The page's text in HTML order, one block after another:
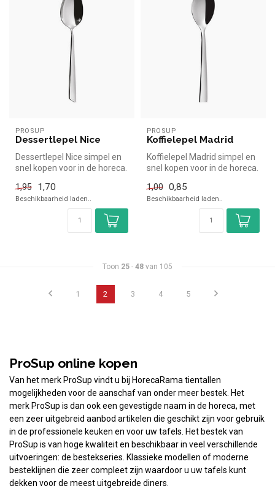
PROSUP
Dessertlepel Nice
Dessertlepel Nice simpel en
snel kopen voor in de horeca.
1,95
1,70
Beschikbaarheid laden..
PROSUP
Koffielepel Madrid
Koffielepel Madrid simpel en
snel kopen voor in de horeca.
1,00 0,85
Beschikbaarheid laden..
Toon 25 - 48 van 105
1 2 3 4 5
ProSup online kopen
Van het merk ProSup vindt u bij HorecaRama tientallen
mogelijkheden voor de aanschaf van onder meer bestek. Het
merk ProSup is dan ook een gevestigde naam in de horeca, met
een zeer uitgebreid aanbod artikelen die geschikt zijn voor gebruik
in de professionele keuken en voor uw tafels. Het bestek van
ProSup is van hoge kwaliteit en beschikbaar in veel verschillende
uitvoeringen: de bestekseries. Klassieke modellen of moderne
besteklijnen die zeer compleet zijn waardoor u uw tafels kunt
dekken voor de meest uitgebreide diners.